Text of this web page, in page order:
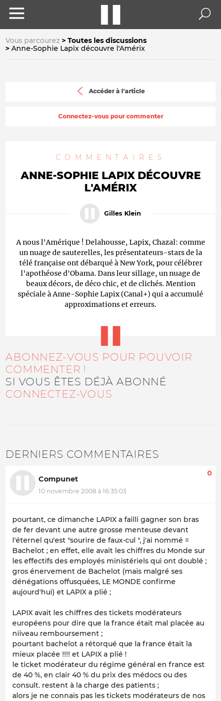
Vous parcourez
Toutes les discussions
Anne-Sophie Lapix découvre l'Amérix
Accéder à l'article
Connectez-vous pour commenter
COMMENTAIRES
ANNE-SOPHIE LAPIX DÉCOUVRE
L'AMÉRIX
Gilles Klein
A nous l'Amérique ! Delahousse, Lapix, Chazal: comme
un nuage de sauterelles, les présentateurs-stars de la
télé française ont débarqué à New York, pour célébrer
l'apothéose d'Obama. Dans leur sillage, un nuage de
beaux décors, de déco chic, et de clichés. Mention
spéciale à Anne-Sophie Lapix (Canal+) qui a accumulé
approximations et erreurs.
ABONNEZ-VOUS POUR POUVOIR
COMMENTER !
SI VOUS ÊTES DÉJÀ ABONNÉ
CONNECTEZ-VOUS
DERNIERS COMMENTAIRES
Compunet
10 novembre 2008 à 16:35:03
0
pourtant, ce dimanche LAPIX a failli gagner son bras
de fer devant une autre grosse menteuse devant
l'éternel qu'est "sourire de faux-cul ", j'ai nommé =
Bachelot ; en effet, elle avait les chiffres du Monde sur
les effectifs des employés ministériels qui ont doublé ;
gros énervement de Bachelot (mais malgré ses
dénégations offusquées, LE MONDE confirme
aujourd'hui) et LAPIX a plié ;
LAPIX avait les chiffres des tickets modérateurs
européens pour dire que la france était mal placée au
niiveau remboursement ;
pourtant bachelot a rétorqué que la france était la
mieux placée !!!! et LAPIX a plié !
le ticket modérateur du régime général en france est
de 40 %, en clair 40 % du prix des médocs ou des
consult. restent à la charge des patients ;
alors je ne connais pas les tickets modérateurs de nos